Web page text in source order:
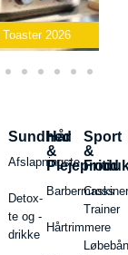
2026
Sundhed
Afslapningste
Detox-
te og -
drikke
Hår
&
Hårtrimmere
Sport
&
Fritid
Cross
Trainer